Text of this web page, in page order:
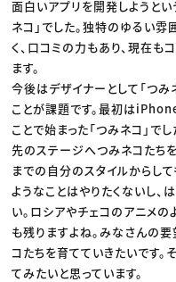
面白いアプリを開発しようとい
ネコ」でした。独特のゆるい
く、口コミの力もあり、現在も
ます。
今後はデザイナーとして「つ
ことが課題です。最初は
ことで始まった「つみネコ」で
先のステージへつみネコたち
までの自分のスタイルからし
ようなことはやりたくないし
い。ロシアやチェコのアニメ
も残りますよね。みなさんの
コたちを育てていきたいです。
てみたいと思っています。